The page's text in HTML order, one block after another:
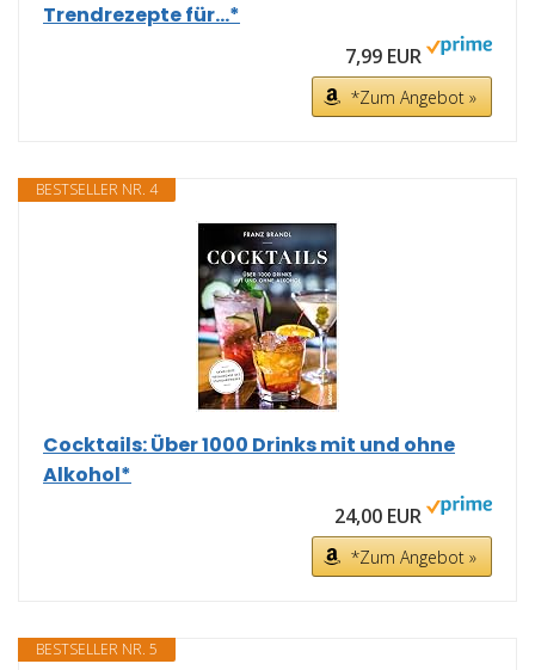
Trendrezepte für...*
7,99 EUR
*Zum Angebot »
BESTSELLER NR. 4
Cocktails: Über 1000 Drinks mit und ohne
Alkohol*
24,00 EUR
*Zum Angebot »
BESTSELLER NR. 5